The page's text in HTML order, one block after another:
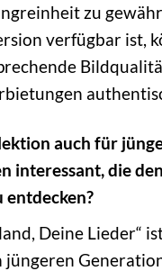
zu
verfügbar ist,
auch für
interessant, die
entdecken?
Deine Lieder“
jüngeren